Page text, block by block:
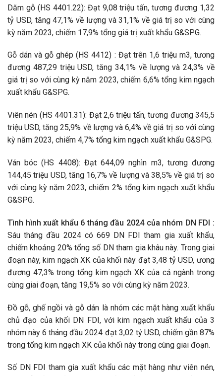
Dăm gỗ (HS 4401.22): Đạt 9,08 triệu tấn, tương đương 1,32
tỷ USD, tăng 47,1% về lượng và 31,1% về giá trị so với cùng
kỳ năm 2023, chiếm 17,9% tổng giá trị xuất khẩu G&SPG.
Gỗ dán và gỗ ghép (HS 4412) : Đạt trên 1,6 triệu m3, tương
đương 487,29 triệu USD, tăng 34,1% về lượng và 24,3% về
giá trị so với cùng kỳ năm 2023, chiếm 6,6% tổng kim ngạch
xuất khẩu G&SPG.
Viên nén (HS 4401.31): Đạt 2,6 triệu tấn, tương đương 345,5
triệu USD, tăng 25,9% về lượng và 6,4% về giá trị so với cùng
kỳ năm 2023, chiếm 4,7% tổng kim ngạch xuất khẩu G&SPG.
Ván bóc (HS 4408): Đạt 644,09 nghìn m3, tương đương
144,45 triệu USD, tăng 16,7% về lượng và 38,5% về giá trị so
với cùng kỳ năm 2023, chiếm 2% tổng kim ngạch xuất khẩu
G&SPG.
Tình hình xuất khẩu 6 tháng đầu 2024 của nhóm DN FDI :
Sáu tháng đầu 2024 có 669 DN FDI tham gia xuất khẩu,
chiếm khoảng 20% tổng số DN tham gia khâu này. Trong giai
đoạn này, kim ngạch XK của khối này đạt 3,48 tỷ USD, ương
đương 47,3% trong tổng kim ngạch XK của cả ngành trong
cùng giai đoạn, tăng 19,5% so với cùng kỳ năm 2023.
Đồ gỗ, ghế ngồi và gỗ dán là nhóm các mặt hàng xuất khẩu
chủ đạo của khối DN FDI, với kim ngạch xuất khẩu của 3
nhóm này 6 tháng đầu 2024 đạt 3,02 tỷ USD, chiếm gần 87%
trong tổng kim ngạch XK của khối này trong cùng giai đoạn.
Số DN FDI tham gia xuất khẩu các mặt hàng như viên nén,